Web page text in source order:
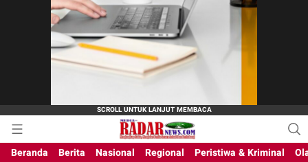
Beranda Berita Nasional Regional Peristiwa & Kriminal